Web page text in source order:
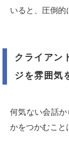
いると、圧倒的
クライアン
ジを雰囲気
何気ない会話
かをつかむこと